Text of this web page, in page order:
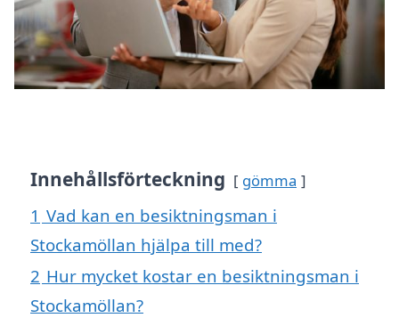
Innehållsförteckning gömma
1 Vad kan en besiktningsman i
Stockamöllan hjälpa till med?
2 Hur mycket kostar en besiktningsman i
Stockamöllan?